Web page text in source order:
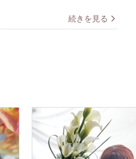
続きを見る